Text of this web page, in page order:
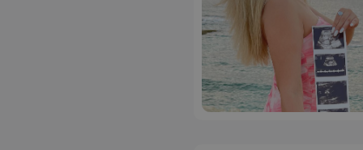
Τα απολύτως
διαχείριση
Ονοματεπώνυμο
usprivacy